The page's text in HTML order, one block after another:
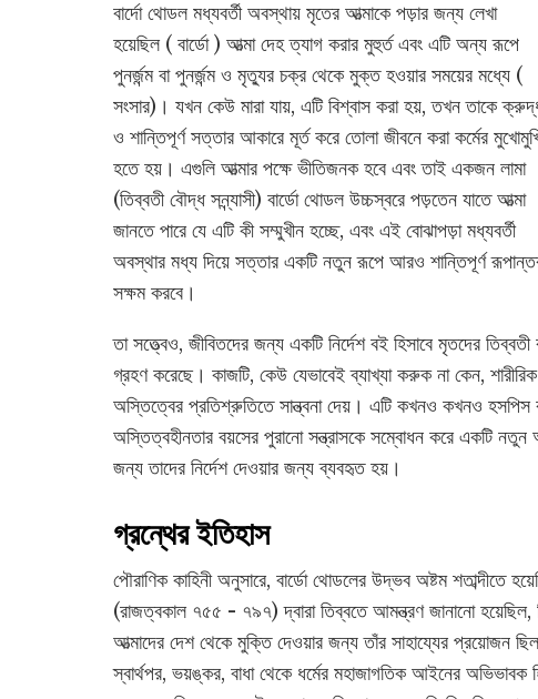
বার্দো থোডল মধ্যবর্তী অবস্থায় মৃতের আত্মাকে পড়ার জন্য লেখা
হয়েছিল ( বার্ডো ) আত্মা দেহ ত্যাগ করার মুহুর্ত এবং এটি অন্য রূপে
পুনর্জন্ম বা পুনর্জন্ম ও মৃত্যুর চক্র থেকে মুক্ত হওয়ার সময়ের মধ্যে (
সংসার)। যখন কেউ মারা যায়, এটি বিশ্বাস করা হয়, তখন তাকে
ও শান্তিপূর্ণ সত্তার আকারে মূর্ত করে তোলা জীবনে করা কর্মের
হতে হয়। এগুলি আত্মার পক্ষে ভীতিজনক হবে এবং তাই একজন লামা
(তিব্বতী বৌদ্ধ সন্ন্যাসী) বার্ডো থোডল উচ্চস্বরে পড়তেন যাতে আত্মা
জানতে পারে যে এটি কী সম্মুখীন হচ্ছে, এবং এই বোঝাপড়া মধ্যবর্তী
অবস্থার মধ্য দিয়ে সত্তার একটি নতুন রূপে আরও শান্তিপূর্ণ
সক্ষম করবে।
তা সত্ত্বেও, জীবিতদের জন্য একটি নির্দেশ বই হিসাবে মৃতদের
গ্রহণ করেছে। কাজটি, কেউ যেভাবেই ব্যাখ্যা করুক না কেন,
অস্তিত্বের প্রতিশ্রুতিতে সান্ত্বনা দেয়। এটি কখনও কখনও
অস্তিত্বহীনতার বয়সের পুরানো সন্ত্রাসকে সম্বোধন করে একটি নতুন
জন্য তাদের নির্দেশ দেওয়ার জন্য ব্যবহৃত হয়।
গ্রন্থের ইতিহাস
পৌরাণিক কাহিনী অনুসারে, বার্ডো থোডলের উদ্ভব অষ্টম শতাব্দীতে
(রাজত্বকাল ৭৫৫ - ৭৯৭) দ্বারা তিব্বতে আমন্ত্রণ জানানো হয়েছিল,
আত্মাদের দেশ থেকে মুক্তি দেওয়ার জন্য তাঁর সাহায্যের প্রয়োজন
স্বার্থপর, ভয়ঙ্কর, বাধা থেকে ধর্মের মহাজাগতিক আইনের